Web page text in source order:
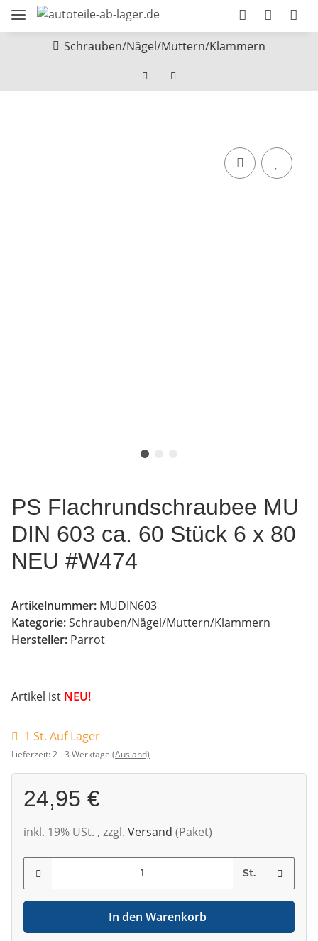
Schrauben/Nägel/Muttern/Klammern
PS Flachrundschraubee MU
DIN 603 ca. 60 Stück 6 x 80
NEU #W474
Artikelnummer: MUDIN603
Kategorie:Schrauben/Nägel/Muttern/Klammern
Hersteller: Parrot
Artikel ist NEU!
1 St. Auf Lager
Lieferzeit:2 - 3 Werktage (Ausland)
24,95 €
inkl. 19% USt. , zzgl. Versand (Paket)
St.
In den Warenkorb